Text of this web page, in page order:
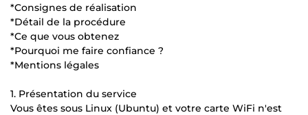
*Consignes de réalisation
*Détail de la procédure
*Ce que vous obtenez
*Pourquoi me faire confiance ?
*Mentions légales
1. Présentation du service
Vous êtes sous Linux (Ubuntu) et votre carte WiFi n'est